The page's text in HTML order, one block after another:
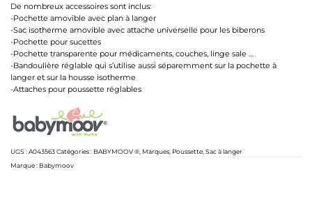
De nombreux accessoires sont inclus:
-Pochette amovible avec plan à langer
-Sac isotherme amovible avec attache universelle pour les biberons
-Pochette pour sucettes
-Pochette transparente pour médicaments, couches, linge sale …
-Bandoulière réglable qui s’utilise aussi séparemment sur la pochette à
langer et sur la housse isotherme
-Attaches pour poussette réglables
UGS :A043563Catégories : BABYMOOV ® Marques Poussette Sac à langer
Marque : Babymoov